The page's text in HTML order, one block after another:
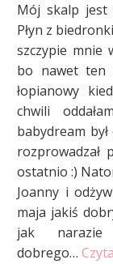
Mój skalp jest
Płyn z
szczypie mnie
bo nawet ten
łopianowy
chwili
babydream
rozprowadzał
ostatnio :)
Joanny i
maja jakiś
jak
dobrego…